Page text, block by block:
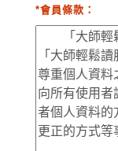
*會員條款：